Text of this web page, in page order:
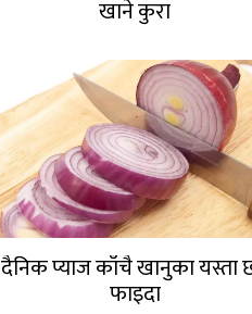
खाने कुरा
दैनिक प्याज काँचै खानुका यस्ता
फाइदा